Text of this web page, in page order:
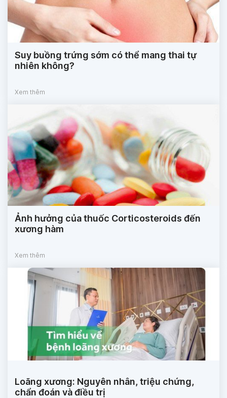
Suy buồng trứng sớm có thể mang thai tự
nhiên không?
Xem thêm
Ảnh hưởng của thuốc Corticosteroids đến
xương hàm
Xem thêm
Loãng xương: Nguyên nhân, triệu chứng,
chẩn đoán và điều trị